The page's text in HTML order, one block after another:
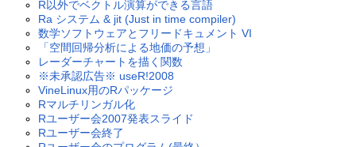
R以外でベクトル演算ができる言語
Ra システム & jit (Just in time compiler)
数学ソフトウェアとフリードキュメント VI
「空間回帰分析による地価の予想」
レーダーチャートを描く関数
※未承認広告※ useR!2008
VineLinux用のRパッケージ
Rマルチリンガル化
Rユーザー会2007発表スライド
Rユーザー会終了